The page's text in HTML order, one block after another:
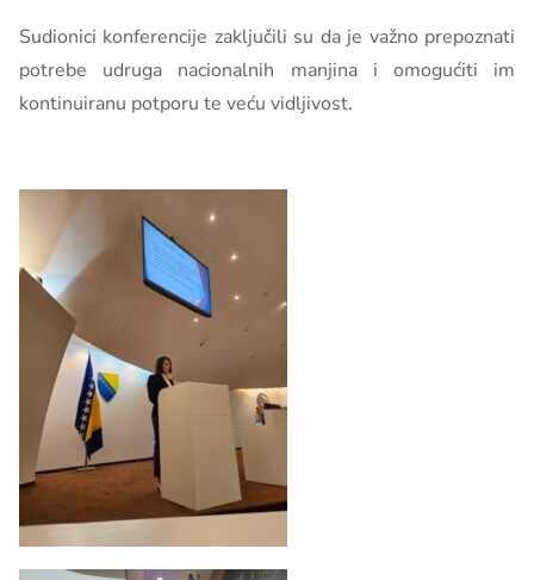
Sudionici konferencije zaključili su da je važno prepoznati
potrebe udruga nacionalnih manjina i omogućiti im
kontinuiranu potporu te veću vidljivost.